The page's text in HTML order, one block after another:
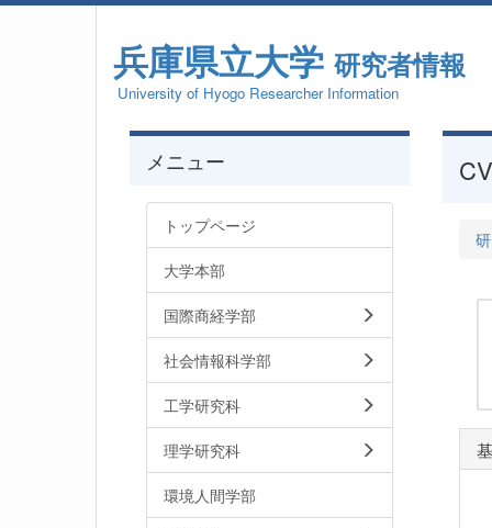
兵庫県立大学 研究者情報
University of Hyogo Researcher Information
メニュー
トップページ
大学本部
国際商経学部
社会情報科学部
工学研究科
理学研究科
環境人間学部